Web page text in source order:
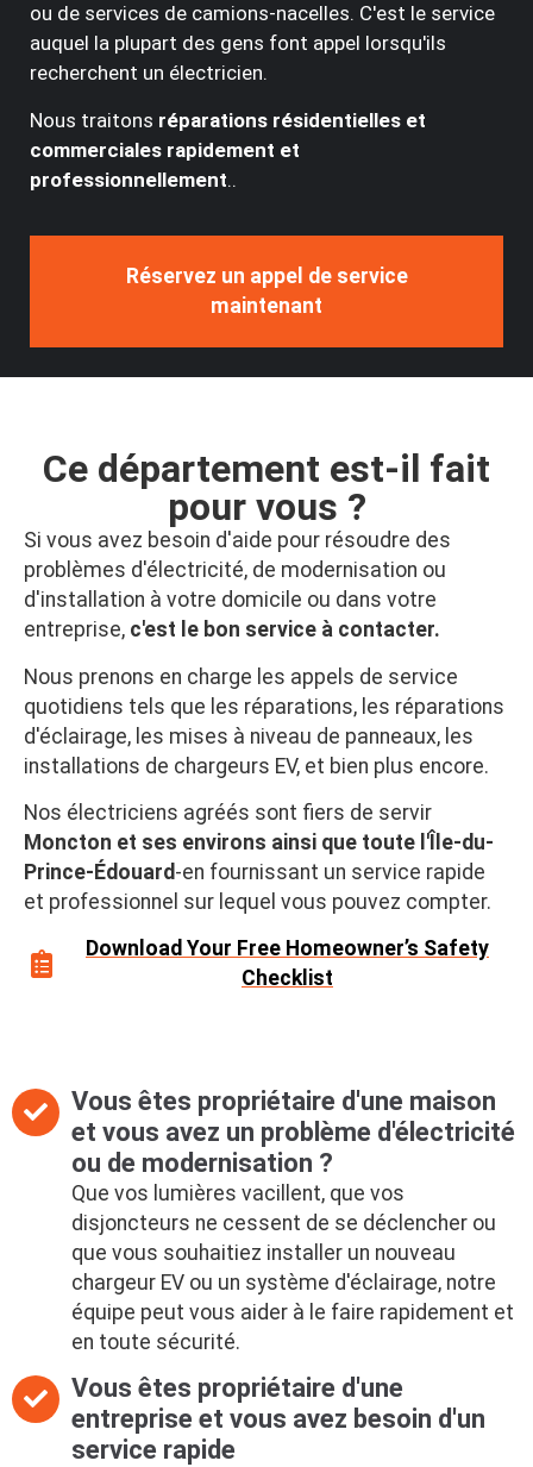
ou de services de camions-nacelles. C'est le service
auquel la plupart des gens font appel lorsqu'ils
recherchent un électricien.
Nous traitons réparations résidentielles et
commerciales rapidement et
professionnellement..
Réservez un appel de service
maintenant
Ce département est-il fait
pour vous ?
Si vous avez besoin d'aide pour résoudre des
problèmes d'électricité, de modernisation ou
d'installation à votre domicile ou dans votre
entreprise, c'est le bon service à contacter.
Nous prenons en charge les appels de service
quotidiens tels que les réparations, les réparations
d'éclairage, les mises à niveau de panneaux, les
installations de chargeurs EV, et bien plus encore.
Nos électriciens agréés sont fiers de servir
Moncton et ses environs ainsi que toute l'Île-du-
Prince-Édouard -en fournissant un service rapide
et professionnel sur lequel vous pouvez compter.
Download Your Free Homeowner’s Safety
Checklist
Vous êtes propriétaire d'une maison
et vous avez un problème d'électricité
ou de modernisation ?
Que vos lumières vacillent, que vos
disjoncteurs ne cessent de se déclencher ou
que vous souhaitiez installer un nouveau
chargeur EV ou un système d'éclairage, notre
équipe peut vous aider à le faire rapidement et
en toute sécurité.
Vous êtes propriétaire d'une
entreprise et vous avez besoin d'un
service rapide